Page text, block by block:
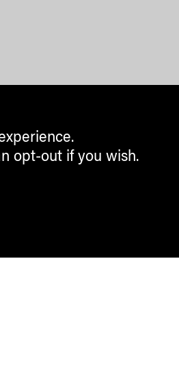
opt-out if you wish.